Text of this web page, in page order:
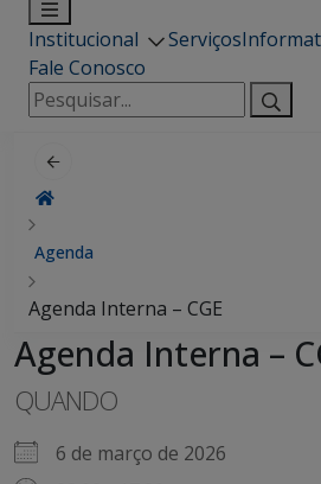
Institucional Serviços
Fale Conosco
Pesquisar
por:
Agenda
Agenda Interna – CGE
Agenda Interna –
QUANDO
6 de março de 2026